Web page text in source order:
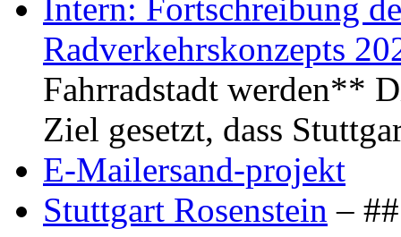
Intern: Fortschreibung
Radverkehrskonzepts
Fahrradstadt werden**
Ziel gesetzt, dass
E-Mailersand-projekt
Stuttgart Rosenstein –